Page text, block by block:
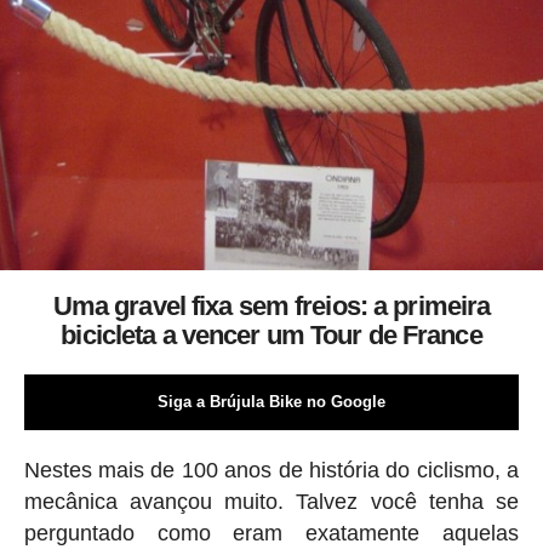
Uma gravel fixa sem freios: a primeira
bicicleta a vencer um Tour de France
Siga a Brújula Bike no Google
Nestes mais de 100 anos de história do ciclismo, a
mecânica avançou muito. Talvez você tenha se
perguntado como eram exatamente aquelas